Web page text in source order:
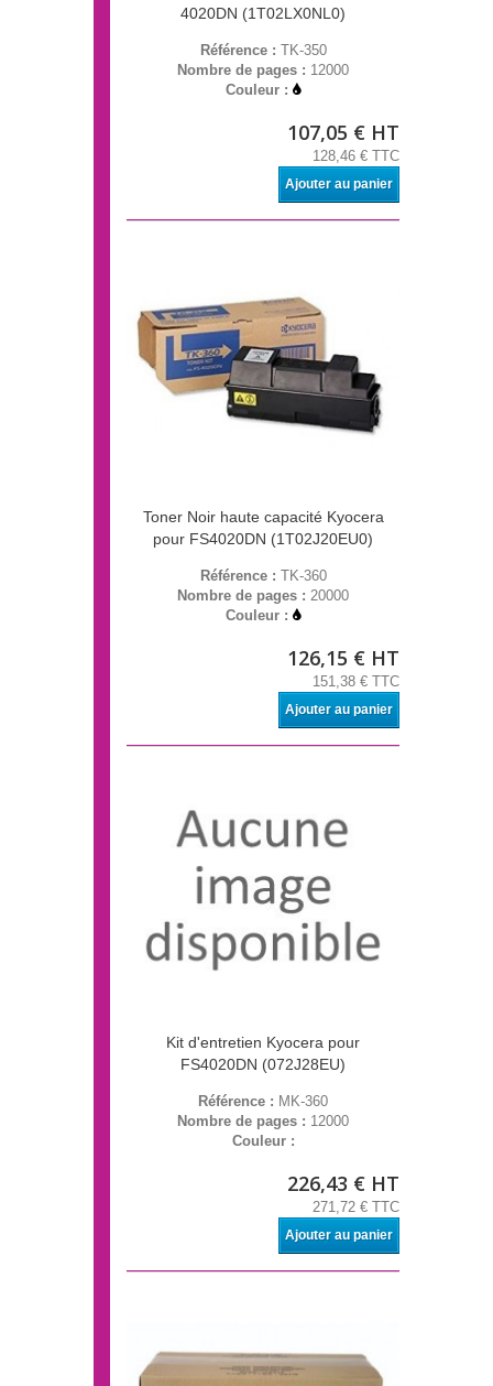
4020DN (1T02LX0NL0)
Référence : TK-350
Nombre de pages : 12000
Couleur :
107,05 € HT
128,46 € TTC
Ajouter au panier
Toner Noir haute capacité Kyocera
pour FS4020DN (1T02J20EU0)
Référence : TK-360
Nombre de pages : 20000
Couleur :
126,15 € HT
151,38 € TTC
Ajouter au panier
Kit d'entretien Kyocera pour
FS4020DN (072J28EU)
Référence : MK-360
Nombre de pages : 12000
Couleur :
226,43 € HT
271,72 € TTC
Ajouter au panier